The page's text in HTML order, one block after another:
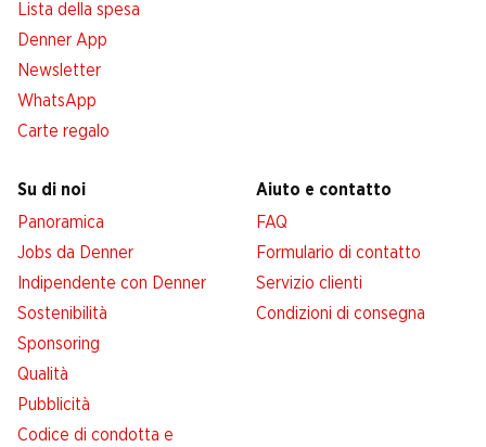
Lista della spesa
Denner App
Newsletter
WhatsApp
Carte regalo
Su di noi
Panoramica
Jobs da Denner
Indipendente con Denner
Sostenibilità
Sponsoring
Qualità
Pubblicità
Codice di condotta e
Aiuto e contatto
FAQ
Formulario di contatto
Servizio clienti
Condizioni di consegna